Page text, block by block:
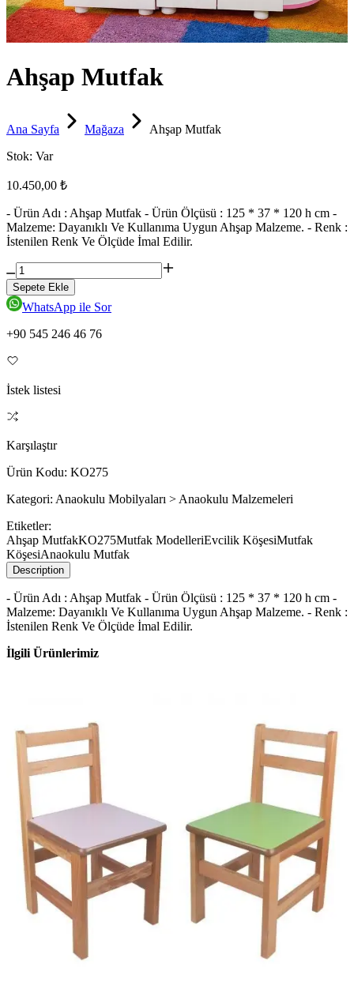
Ahşap Mutfak
Ana Sayfa Mağaza
Ahşap Mutfak
Stok: Var
10.450,00 ₺
- Ürün Adı : Ahşap Mutfak - Ürün Ölçüsü : 125 * 37 * 120 h cm -
Malzeme: Dayanıklı Ve Kullanıma Uygun Ahşap Malzeme. - Renk :
İstenilen Renk Ve Ölçüde İmal Edilir.
Sepete Ekle
WhatsApp ile Sor
+90 545 246 46 76
İstek listesi
Karşılaştır
Ürün Kodu: KO275
Kategori: Anaokulu Mobilyaları > Anaokulu Malzemeleri
Etiketler:
Ahşap MutfakKO275Mutfak ModelleriEvcilik KöşesiMutfak
KöşesiAnaokulu Mutfak
Description
- Ürün Adı : Ahşap Mutfak - Ürün Ölçüsü : 125 * 37 * 120 h cm -
Malzeme: Dayanıklı Ve Kullanıma Uygun Ahşap Malzeme. - Renk :
İstenilen Renk Ve Ölçüde İmal Edilir.
İlgili Ürünlerimiz